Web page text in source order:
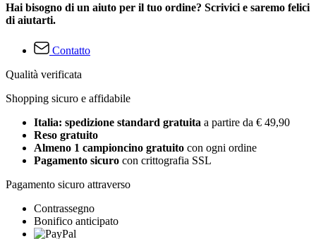
Hai bisogno di un aiuto per il tuo ordine? Scrivici e saremo felici
di aiutarti.
Contatto
Qualità verificata
Shopping sicuro e affidabile
Italia: spedizione standard gratuita a partire da € 49,90
Reso gratuito
Almeno 1 campioncino gratuito con ogni ordine
Pagamento sicuro con crittografia SSL
Pagamento sicuro attraverso
Contrassegno
Bonifico anticipato